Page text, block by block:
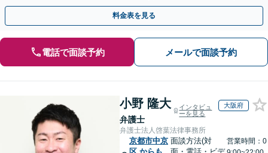
よう尽力します【フリーランス・個人事業主のご相談も対応】
料金表を見る
電話で面談予約 メールで面談予約
小野 隆大
弁護士
インタビュ
ーを見る
大阪府
弁護士法人啓葉法律事務所
京都市中京 面談方法(対
営業時間：0